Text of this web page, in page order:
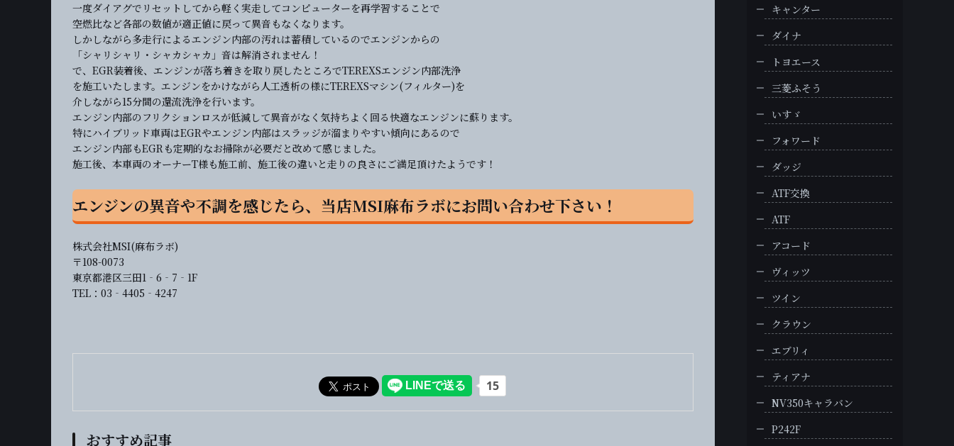
一度ダイアグでリセットしてから軽く実走してコンピューターを再学習することで
空燃比など各部の数値が適正値に戻って異音もなくなります。
しかしながら多走行によるエンジン内部の汚れは蓄積しているのでエンジンからの
「シャリシャリ・シャカシャカ」音は解消されません！
で、EGR装着後、エンジンが落ち着きを取り戻したところでTEREXSエンジン内部洗浄
を施工いたします。エンジンをかけながら人工透析の様にTEREXSマシン(フィルター)を
介しながら15分間の還流洗浄を行います。
エンジン内部のフリクションロスが低減して異音がなく気持ちよく回る快適なエンジンに蘇ります。
特にハイブリッド車両はEGRやエンジン内部はスラッジが溜まりやすい傾向にあるので
エンジン内部もEGRも定期的なお掃除が必要だと改めて感じました。
施工後、本車両のオーナーT様も施工前、施工後の違いと走りの良さにご満足頂けたようです！
エンジンの異音や不調を感じたら、当店MSI麻布ラボにお問い合わせ下さい！
株式会社MSI(麻布ラボ)
〒108-0073
東京都港区三田1‐6‐7‐1F
TEL：03‐4405‐4247
おすすめ記事
キャンター
ダイナ
トヨエース
三菱ふそう
いすゞ
フォワード
ダッジ
ATF交換
ATF
アコード
ヴィッツ
ツイン
クラウン
エブリィ
ティアナ
NV350キャラバン
P242F